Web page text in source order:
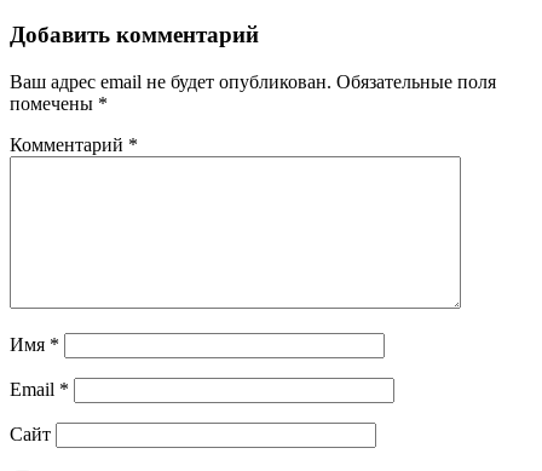
Добавить комментарий
Ваш адрес email не будет опубликован. Обязательные поля
помечены *
Комментарий *
Имя *
Email *
Сайт